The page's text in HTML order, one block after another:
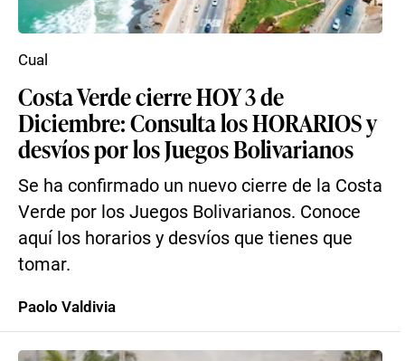
Costa Verde cierre HOY 3 de
Diciembre: Consulta los HORARIOS y
desvíos por los Juegos Bolivarianos
Se ha confirmado un nuevo cierre de la Costa
Verde por los Juegos Bolivarianos. Conoce
aquí los horarios y desvíos que tienes que
tomar.
Cual
Paolo Valdivia